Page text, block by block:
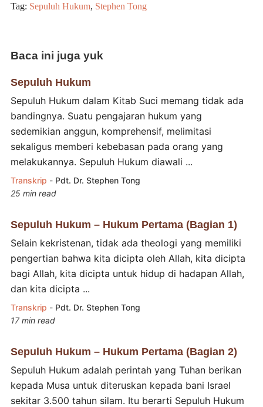
Tag: Sepuluh Hukum, Stephen Tong
Baca ini juga yuk
Sepuluh Hukum
Sepuluh Hukum dalam Kitab Suci memang tidak ada
bandingnya. Suatu pengajaran hukum yang
sedemikian anggun, komprehensif, melimitasi
sekaligus memberi kebebasan pada orang yang
melakukannya. Sepuluh Hukum diawali ...
Transkrip - Pdt. Dr. Stephen Tong
25 min read
Sepuluh Hukum – Hukum Pertama (Bagian 1)
Selain kekristenan, tidak ada theologi yang memiliki
pengertian bahwa kita dicipta oleh Allah, kita dicipta
bagi Allah, kita dicipta untuk hidup di hadapan Allah,
dan kita dicipta ...
Transkrip - Pdt. Dr. Stephen Tong
17 min read
Sepuluh Hukum – Hukum Pertama (Bagian 2)
Sepuluh Hukum adalah perintah yang Tuhan berikan
kepada Musa untuk diteruskan kepada bani Israel
sekitar 3.500 tahun silam. Itu berarti Sepuluh Hukum